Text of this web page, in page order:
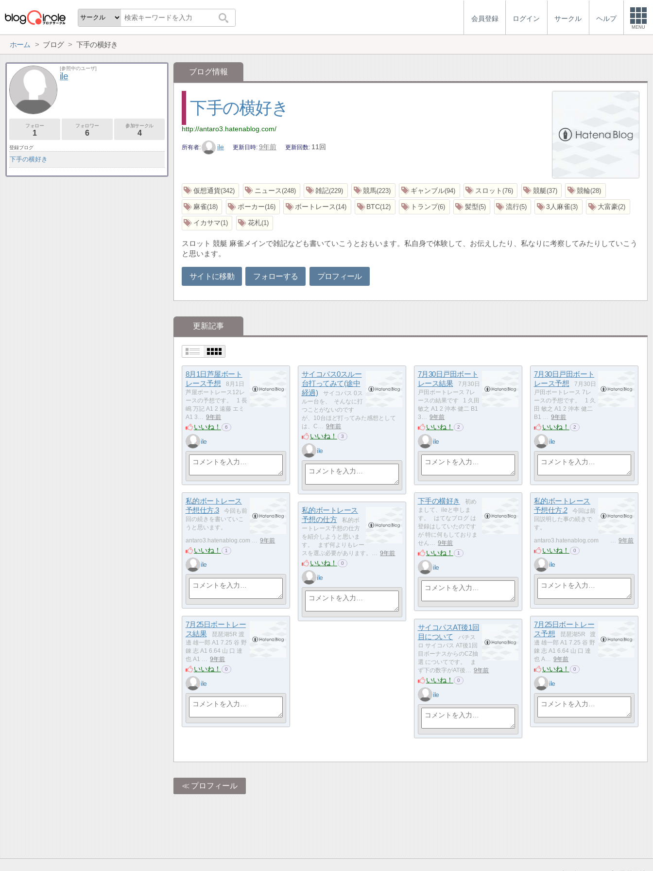
会員登録 ログイン サークル ヘルプ
MENU
ホーム ブログ 下手の横好き
ブログ情報
下手の横好き
http://antaro3.hatenablog.com/
所有者 ile 更新日時 9年前 更新回数 11回
仮想通貨 342 ニュース 248 雑記 229 競馬 223 ギャンブル 94 スロット 76 競艇 37 競輪 28
麻雀 18 ポーカー 16 ボートレース 14 BTC 12 トランプ 6 髪型 5 流行 5 3人麻雀 3 大富豪 2
イカサマ 1 花札 1
スロット 競艇 麻雀メインで雑記なども書いていこうとおもいます。私自身で体験して、お伝えしたり、私なりに考察してみたりしていこう
と思います。
サイトに移動 フォローする プロフィール
更新記事
8月1日芦屋ボート
レース予想
8月1日
芦屋ボートレース12レ
ースの予想です。 1 長
嶋 万記 A1 2 遠藤 エミ
A1 3…
9年前
いいね！ 6
ile
サイコパス0スルー
台打ってみて(途中
経過)
サイコパス 0ス
ルー台を、 そんなに打
つことがないのです
が、10台ほど打ってみた感想として
は、C…
9年前
いいね！ 3
ile
7月30日戸田ボート
レース結果
7月30日
戸田ボートレース 7レ
ースの結果です 1 久田
敏之 A1 2 沖本 健二 B1
3…
9年前
いいね！ 2
ile
7月30日戸田ボート
レース予想
7月30日
戸田ボートレース 7レ
ースの予想です。 1 久
田 敏之 A1 2 沖本 健二
B1 …
9年前
いいね！ 2
ile
私的ボートレース
予想仕方.3
今回も前
回の続きを書いていこ
うと思います。
antaro3.hatenablog.com … 9年前
いいね！ 1
ile
下手の横好き
初め
まして、ileと申しま
す。 はてなブログ は
登録はしていたのです
が 特に何もしておりま
せん…
9年前
いいね！ 1
ile
私的ボートレース
予想仕方.2
今回は前
回説明した事の続きで
す。
antaro3.hatenablog.com … 9年前
いいね！ 0
ile
私的ボートレース
予想の仕方
私的ボ
ートレース予想の仕方
を紹介しようと思いま
す。 まず何よりもレー
スを選ぶ必要があります。…
9年前
いいね！ 0
ile
7月25日ボートレー
ス結果
琵琶湖5R 渡
邊 雄一郎 A1 7.25 谷 野
錬 志 A1 6.64 山 口 達
也 A1 …
9年前
いいね！ 0
ile
7月25日ボートレー
ス予想
琵琶湖5R 渡
邊 雄一郎 A1 7.25 谷 野
錬 志 A1 6.64 山 口 達
也 A…
9年前
いいね！ 0
ile
サイコパスAT後1回
目について
パチス
ロ サイコパス AT後1回
目ボーナスからのCZ抽
選 についてです。 ま
ず下の数字がAT後…
9年前
いいね！ 0
ile
プロフィール
[参照中のユーザ]
ile
フォロー
1
フォロワー
6
参加サークル
4
登録ブログ
下手の横好き